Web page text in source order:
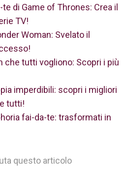
di Game of Thrones: Crea il
TV!
Woman: Svelato il
che tutti vogliono: Scopri i più
imperdibili: scopri i migliori
tutti!
fai-da-te: trasformati in
questo articolo